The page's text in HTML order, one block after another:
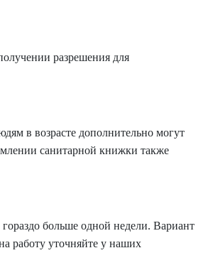
разрешения для
в возрасте дополнительно могут
санитарной книжки также
больше одной недели. Вариант
работу уточняйте у наших